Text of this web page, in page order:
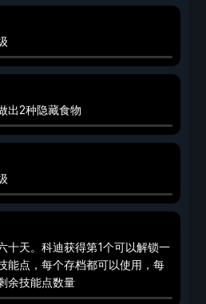
出2种隐藏食物
十天。科迪获得第1个可以解锁一
能点，每个存档都可以使用，每
余技能点数量